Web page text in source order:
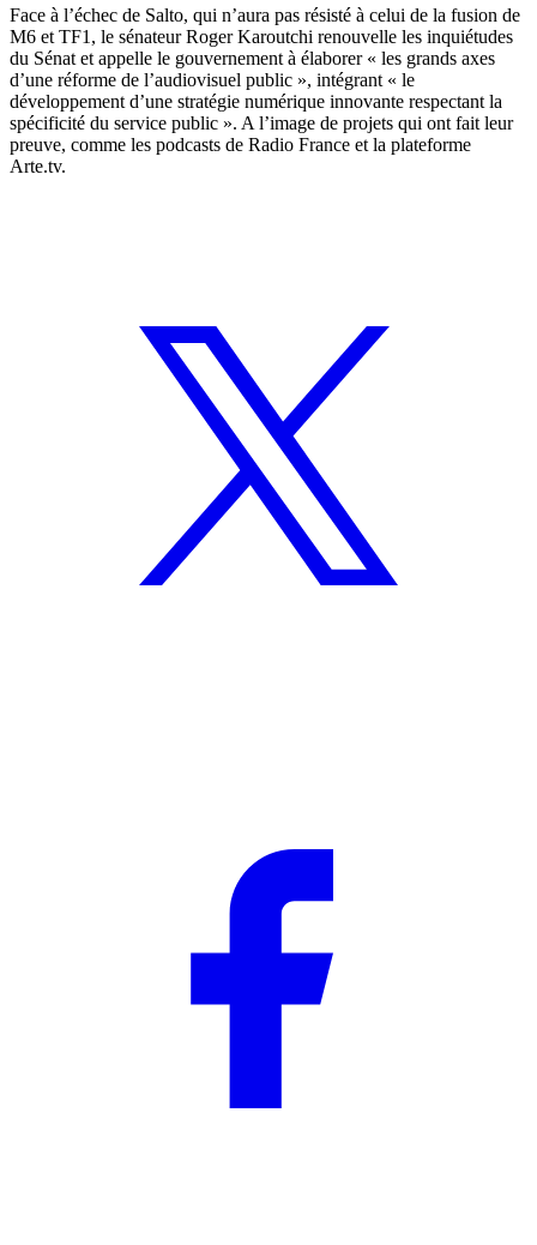
Face à l’échec de Salto, qui n’aura pas résisté à celui de la fusion de
M6 et TF1 , le sénateur Roger Karoutchi renouvelle les inquiétudes
du Sénat et appelle le gouvernement à élaborer « les grands axes
d’une réforme de l’audiovisuel public », intégrant « le
développement d’une stratégie numérique innovante respectant la
spécificité du service public ». A l’image de projets qui ont fait leur
preuve, comme les podcasts de Radio France et la plateforme
Arte.tv.